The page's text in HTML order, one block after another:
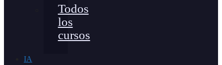
Todos
los
cursos
IA